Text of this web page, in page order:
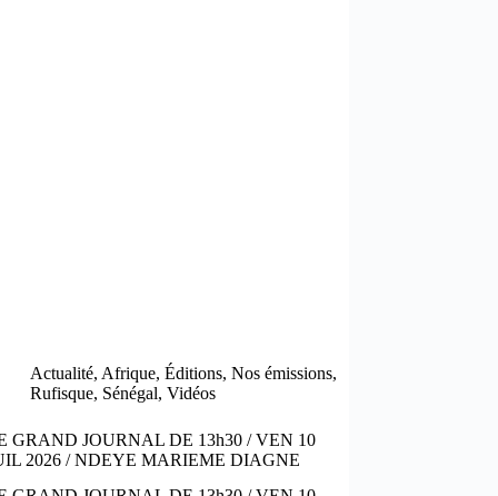
Actualité, Afrique,Éditions,Nos émissions,
Rufisque, Sénégal,Vidéos
GRAND JOURNAL DE 13h30 / VEN 10
2026 / NDEYE MARIEME DIAGNE